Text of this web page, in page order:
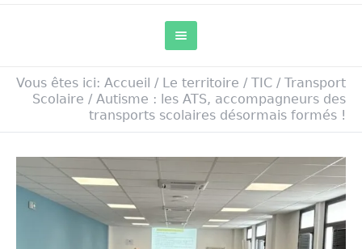
Vous êtes ici: Accueil / Le territoire / TIC / Transport
Scolaire / Autisme : les ATS, accompagneurs des
transports scolaires désormais formés !